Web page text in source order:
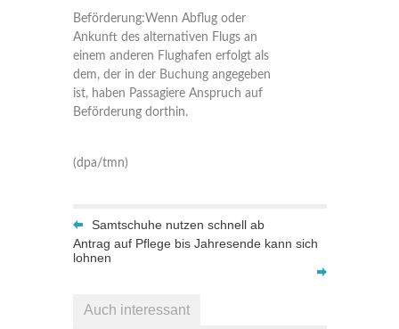
Beförderung:Wenn Abflug oder
Ankunft des alternativen Flugs an
einem anderen Flughafen erfolgt als
dem, der in der Buchung angegeben
ist, haben Passagiere Anspruch auf
Beförderung dorthin.
(dpa/tmn)
Samtschuhe nutzen schnell ab
Antrag auf Pflege bis Jahresende kann sich
lohnen
Auch interessant